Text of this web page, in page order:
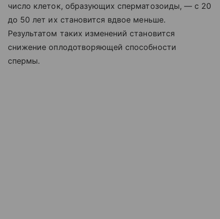
число клеток, образующих сперматозоиды, — с 20
до 50 лет их становится вдвое меньше.
Результатом таких изменений становится
снижение оплодотворяющей способности
спермы.